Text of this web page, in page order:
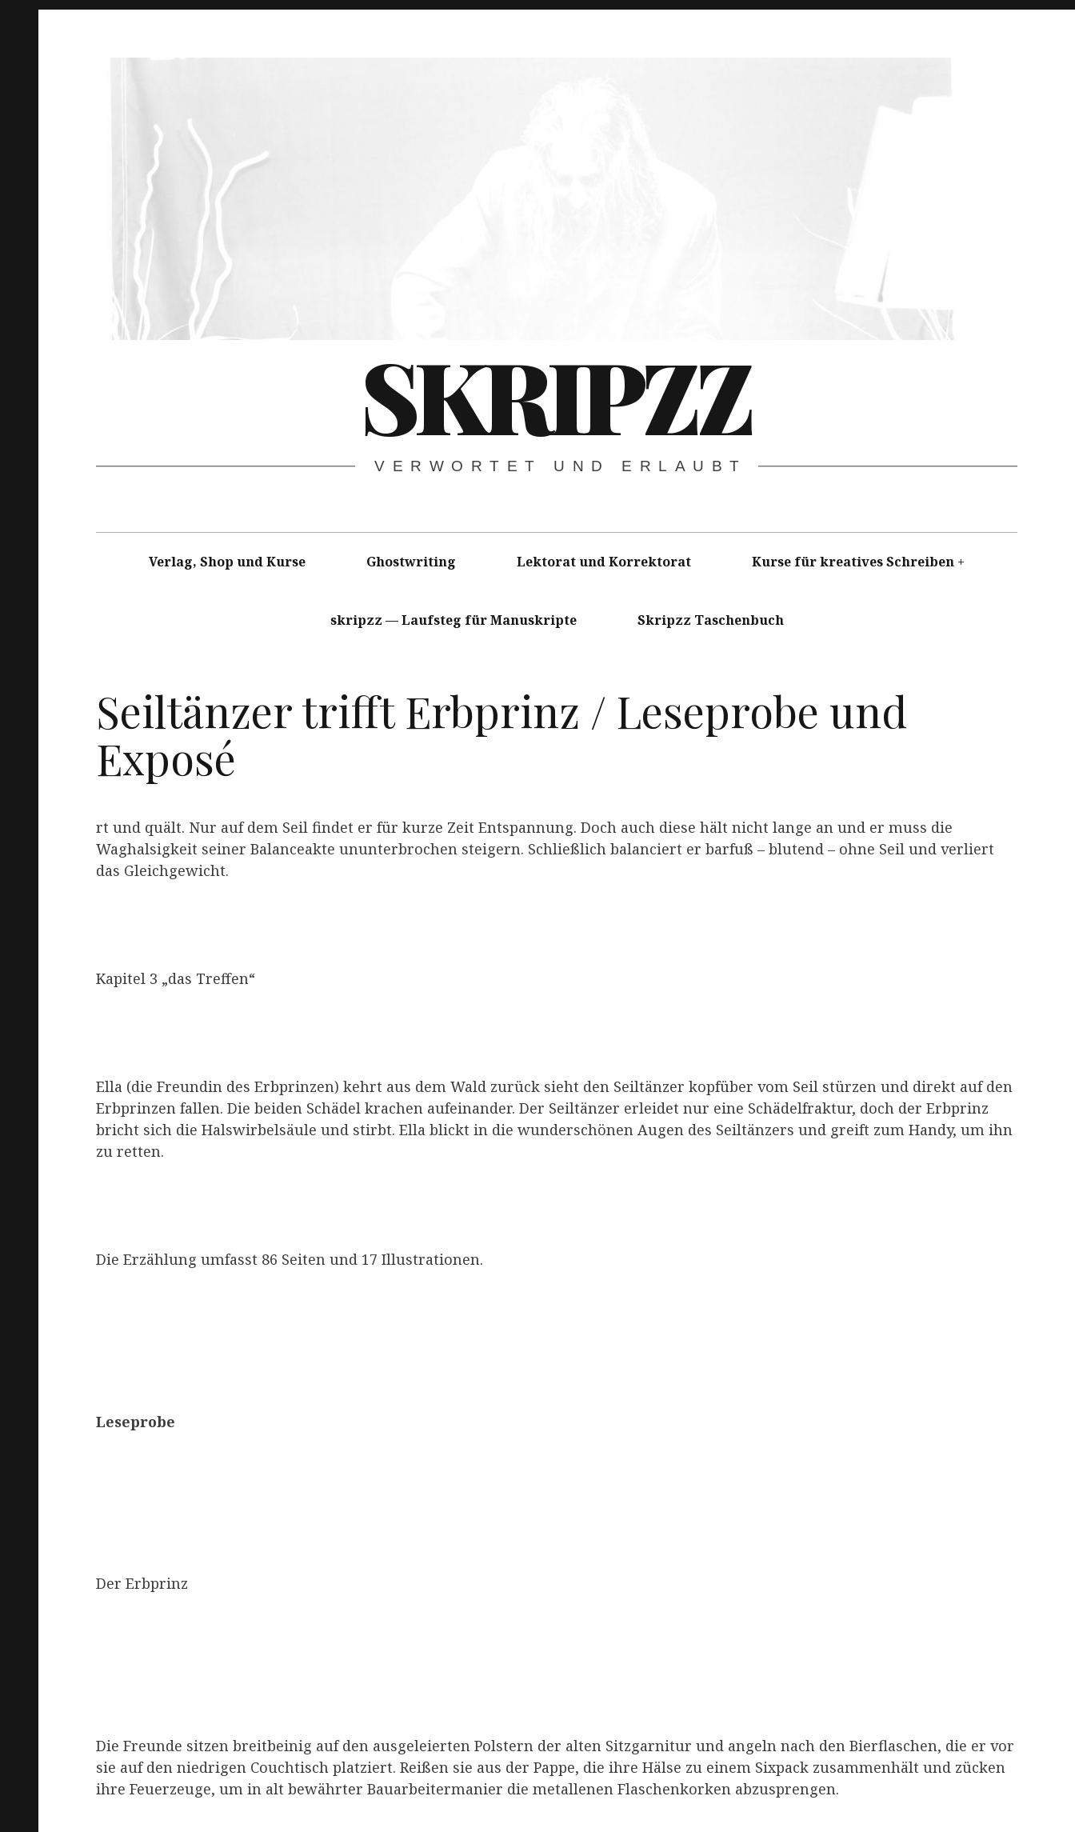
SKRIPZZ
VERWORTET UND ERLAUBT
Verlag, Shop und Kurse Ghostwriting Lektorat und Korrektorat Kurse für kreatives Schreiben
skripzz — Laufsteg für Manuskripte Skripzz Taschenbuch
Seiltänzer trifft Erbprinz / Leseprobe und
Exposé
rt und quält. Nur auf dem Seil findet er für kurze Zeit Entspannung. Doch auch diese hält nicht lange an und er muss die
Waghalsigkeit seiner Balanceakte ununterbrochen steigern. Schließlich balanciert er barfuß – blutend – ohne Seil und verliert
das Gleichgewicht.
Kapitel 3 „das Treffen“
Ella (die Freundin des Erbprinzen) kehrt aus dem Wald zurück sieht den Seiltänzer kopfüber vom Seil stürzen und direkt auf den
Erbprinzen fallen. Die beiden Schädel krachen aufeinander. Der Seiltänzer erleidet nur eine Schädelfraktur, doch der Erbprinz
bricht sich die Halswirbelsäule und stirbt. Ella blickt in die wunderschönen Augen des Seiltänzers und greift zum Handy, um ihn
zu retten.
Die Erzählung umfasst 86 Seiten und 17 Illustrationen.
Leseprobe
Der Erbprinz
Die Freunde sitzen breitbeinig auf den ausgeleierten Polstern der alten Sitzgarnitur und angeln nach den Bierflaschen, die er vor
sie auf den niedrigen Couchtisch platziert. Reißen sie aus der Pappe, die ihre Hälse zu einem Sixpack zusammenhält und zücken
ihre Feuerzeuge, um in alt bewährter Bauarbeitermanier die metallenen Flaschenkorken abzusprengen.